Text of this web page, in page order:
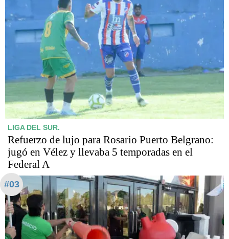
LIGA DEL SUR.
Refuerzo de lujo para Rosario Puerto Belgrano:
jugó en Vélez y llevaba 5 temporadas en el
Federal A
#03